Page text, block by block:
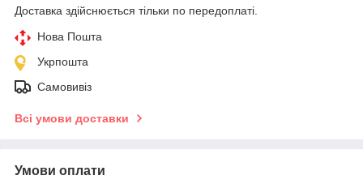
Доставка здійснюється тільки по передоплаті.
Нова Пошта
Укрпошта
Самовивіз
Всі умови доставки
Умови оплати